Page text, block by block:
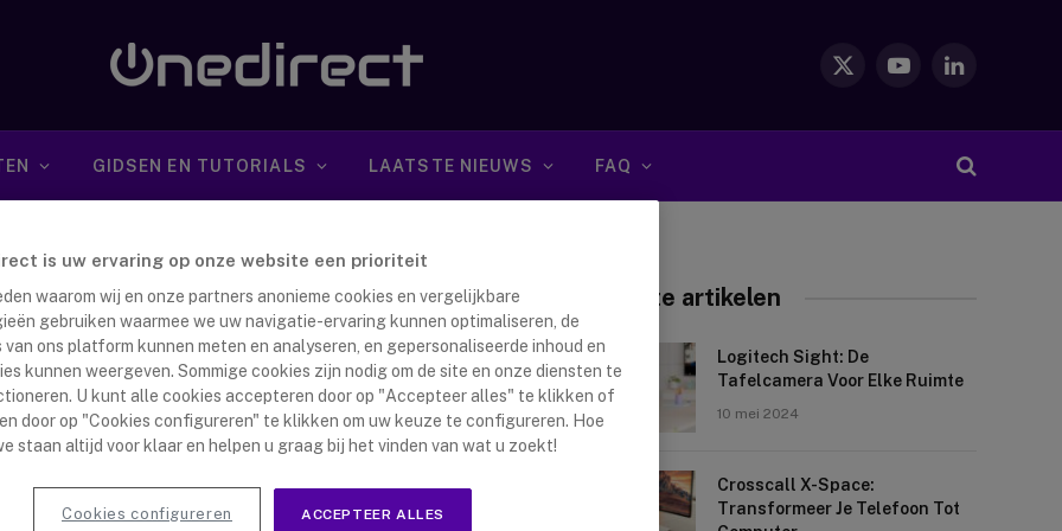
X
YouTubeLinkedIn
GIDSEN EN TUTORIALS LAATSTE NIEUWS FAQ
S75 : DE ROBUUSTE
DIE OVERAL TEGEN
IS!
Nieuwste artikelen
Logitech Sight: De
Tafelcamera Voor Elke Ruimte
10 mei 2024
Crosscall X-Space:
Transformeer Je Telefoon Tot
is uw ervaring op onze website een prioriteit
waarom wij en onze partners anonieme cookies en vergelijkbare
gebruiken waarmee we uw navigatie-ervaring kunnen optimaliseren, de
ons platform kunnen meten en analyseren, en gepersonaliseerde inhoud en
kunnen weergeven. Sommige cookies zijn nodig om de site en onze diensten te
U kunt alle cookies accepteren door op "Accepteer alles" te klikken of
door op "Cookies configureren" te klikken om uw keuze te configureren. Hoe
staan altijd voor klaar en helpen u graag bij het vinden van wat u zoekt!
ACCEPTEER ALLES
Cookies configureren